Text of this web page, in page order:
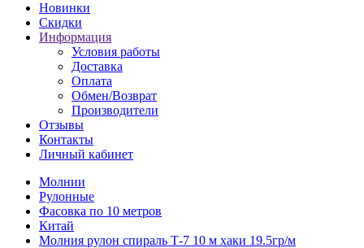
Новинки
Скидки
Информация
Условия работы
Доставка
Оплата
Обмен/Возврат
Производители
Отзывы
Контакты
Личный кабинет
Молнии
Рулонные
Фасовка по 10 метров
Китай
Молния рулон спираль Т-7 10 м хаки 19.5гр/м